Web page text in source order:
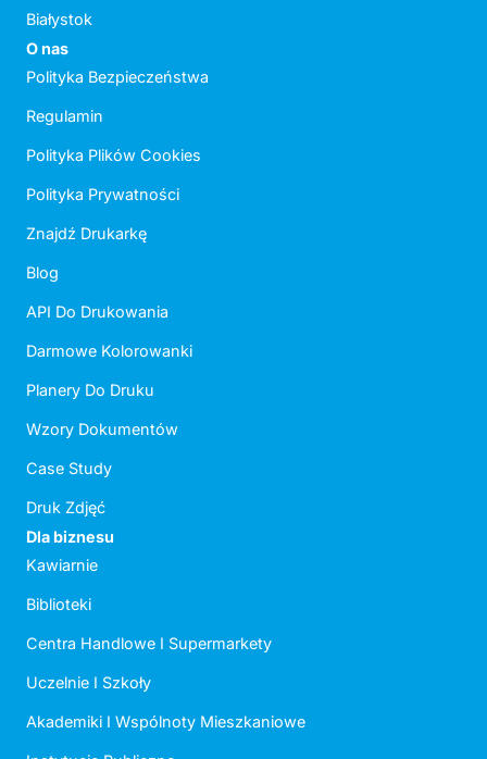
Białystok
O nas
Polityka Bezpieczeństwa
Regulamin
Polityka Plików Cookies
Polityka Prywatności
Znajdź Drukarkę
Blog
API Do Drukowania
Darmowe Kolorowanki
Planery Do Druku
Wzory Dokumentów
Case Study
Druk Zdjęć
Dla biznesu
Kawiarnie
Biblioteki
Centra Handlowe I Supermarkety
Uczelnie I Szkoły
Akademiki I Wspólnoty Mieszkaniowe